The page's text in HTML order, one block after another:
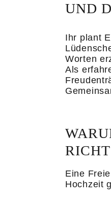
UND
Ihr plant
Worten
Als
Eine
Hochzeit